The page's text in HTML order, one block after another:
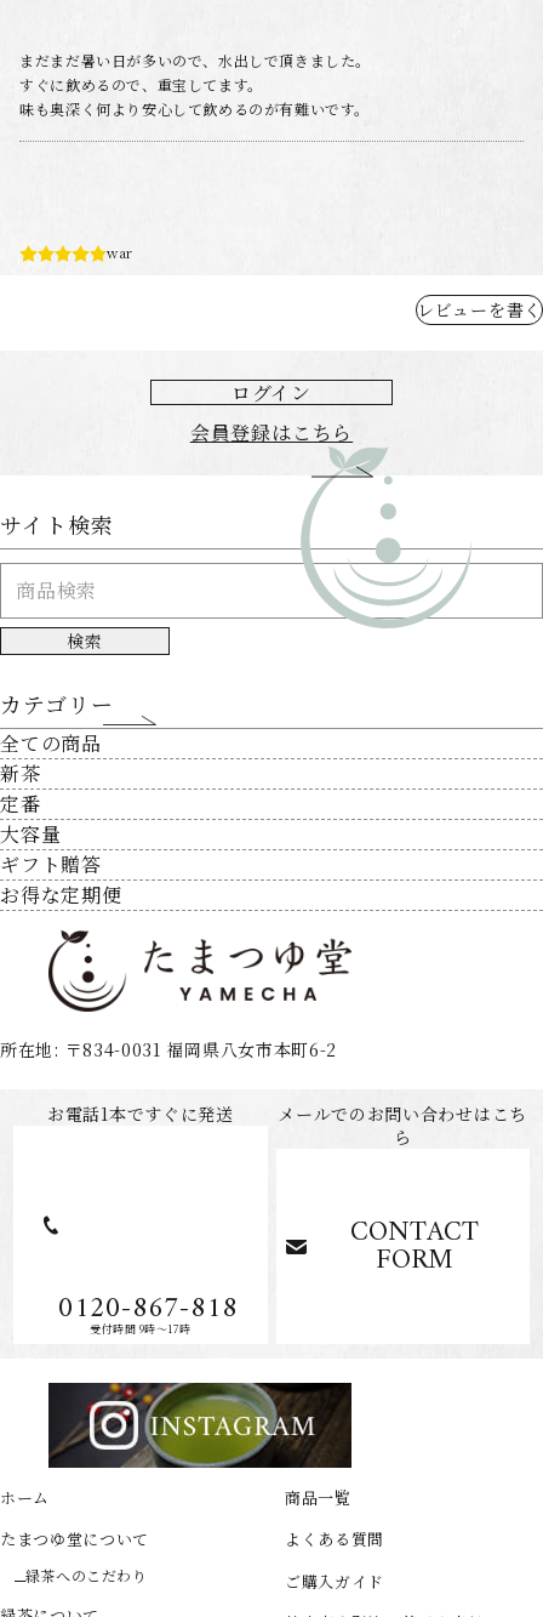
まだまだ暑い日が多いので、水出しで頂きました。
すぐに飲めるので、重宝してます。
味も奥深く何より安心して飲めるのが有難いです。
war
せん。先ずはお湯出しで飲んだところ、苦味も少なくまろやかで優しい
く飲みやすかったです。ちょっと質のいい和菓子と合わせると良いかも。
ギフトとしてお贈りした先からの感想は「ティーバッグでここまでの美味
しさが出せるものか‼️」というものでした。来客時にお出しして、好評の
連続とのことです。期待通りの反応にこちらも大満足です。ありがとうご
ざいます。
こんなに美味しいお茶が、手軽に飲めて嬉しいです。旨味が強く、子供達
て驚きました。飲んでみると、抹茶のような濃い味わいでとても美味し
かったです。二杯目も飲んでみましたが、まだまだ美味しいです。三杯目
も挑戦してみようと思います。良い品をありがとうございました。全部飲
んでしまったら、また買うかも。
レビューを書く
ログイン
会員登録はこちら
サイト検索
検索
カテゴリー
全ての商品
新茶
定番
大容量
ギフト贈答
お得な定期便
所在地: 〒834-0031 福岡県八女市本町6-2
お電話1本ですぐに発送
0120-867-818
受付時間 9時～17時
メールでのお問い合わせはこち
ら
CONTACT
FORM
ホーム
たまつゆ堂について
緑茶へのこだわり
商品一覧
よくある質問
ご購入ガイド